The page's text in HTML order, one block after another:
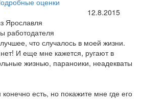
оценки
Ярославля
12.8.2015
работодателя
что случалось в моей жизни.
нет! И еще мне кажется, ругают в
жизнью, параноики, неадекваты
есть, но покажите мне где его